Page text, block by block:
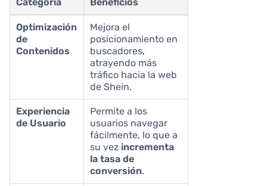
Optimización
de
Contenidos
Mejora el
posicionamiento en
buscadores,
atrayendo más
tráfico hacia la web
de Shein.
Experiencia
de Usuario
Permite a los
usuarios navegar
fácilmente, lo que a
su vez incrementa
la tasa de
conversión.